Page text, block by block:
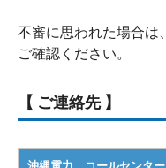
不審に思われた場合は、
ご確認ください。
【 ご連絡先 】